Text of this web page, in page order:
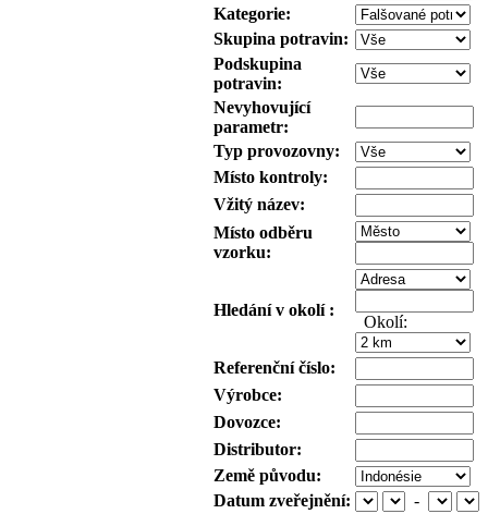
Kategorie:
Skupina potravin:
Podskupina
potravin:
Nevyhovující
parametr:
Typ provozovny:
Místo kontroly:
Vžitý název:
Místo odběru
vzorku:
Hledání v okolí :
Okolí:
Referenční číslo:
Výrobce:
Dovozce:
Distributor:
Země původu:
Datum zveřejnění:
-